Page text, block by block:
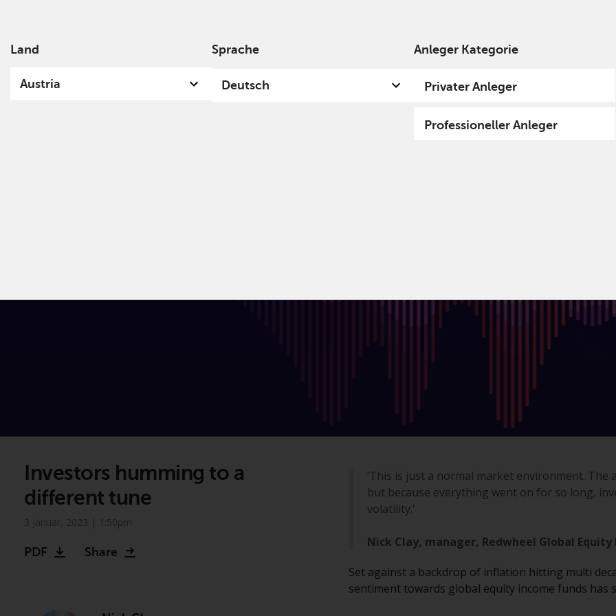
Land
Austria
Sprache
Deutsch
Anleger Kategorie
Privater Anleger
Professioneller Anleger
Investors humming to a
different tune
PDF Share
‘This is just a normal market environment. The
but because everything went on for so long,
volatility.'
Nick Clay, manager, Redwheel Global Equity
Set against a backdrop of inflation hitting multi
sentiment towards global equity income funds